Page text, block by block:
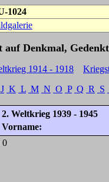
1024
auf Denkmal,
1914 - 1918
J K L M N O P Q R S
2. Weltkrieg 1939 - 1945
Vorname:
0